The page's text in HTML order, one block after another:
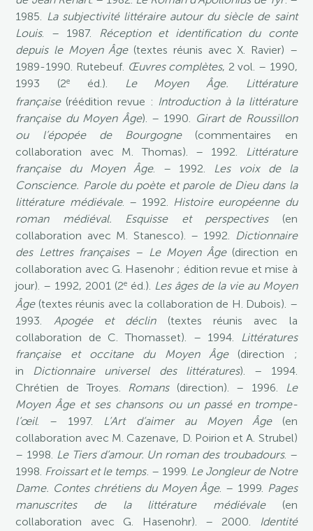
1985. La subjectivité littéraire autour du siècle de saint
Louis. – 1987. Réception et identification du conte
depuis le Moyen Âge(textes réunis avec X. Ravier) –
1989-1990. Rutebeuf. Œuvres complètes, 2 vol. – 1990,
1993 (2e éd.). Le Moyen Âge. Littérature
française(réédition revue : Introduction à la littérature
française du Moyen Âge). – 1990. Girart de Roussillon
ou l’épopée de Bourgogne(commentaires en
collaboration avec M. Thomas). – 1992. Littérature
française du Moyen Âge. – 1992. Les voix de la
Conscience. Parole du poète et parole de Dieu dans la
littérature médiévale. – 1992. Histoire européenne du
roman médiéval. Esquisse et perspectives(en
collaboration avec M. Stanesco). – 1992. Dictionnaire
des Lettres françaises – Le Moyen Âge(direction en
collaboration avec G. Hasenohr ; édition revue et mise à
jour). – 1992, 2001 (2e éd.). Les âges de la vie au Moyen
Âge(textes réunis avec la collaboration de H. Dubois). –
1993. Apogée et déclin(textes réunis avec la
collaboration de C. Thomasset). – 1994. Littératures
française et occitane du Moyen Âge(direction ;
in Dictionnaire universel des littératures). – 1994.
Chrétien de Troyes. Romans(direction). – 1996. Le
Moyen Âge et ses chansons ou un passé en trompe-
l’œil. – 1997. L’Art d’aimer au Moyen Âge(en
collaboration avec M. Cazenave, D. Poirion et A. Strubel)
– 1998. Le Tiers d’amour. Un roman des troubadours. –
1998. Froissart et le temps. – 1999. Le Jongleur de Notre
Dame. Contes chrétiens du Moyen Âge. – 1999. Pages
manuscrites de la littérature médiévale(en
collaboration avec G. Hasenohr). – 2000. Identité